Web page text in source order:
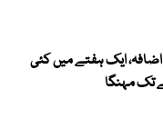
ایک ہفتے میں کئی